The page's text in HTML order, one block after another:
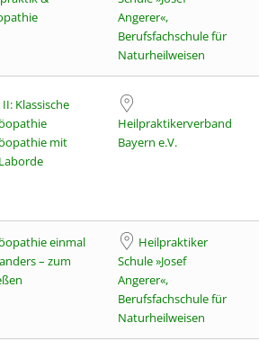
Angerer«,
Berufsfachschule für
Naturheilweisen
Klassische
mit
Heilpraktikerverband
Bayern e.V.
einmal
– zum
Heilpraktiker
Schule »Josef
Angerer«,
Berufsfachschule für
Naturheilweisen